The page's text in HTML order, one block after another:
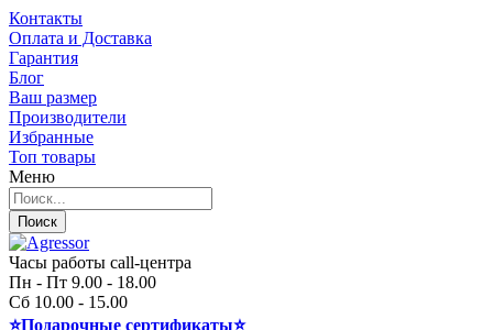
Контакты
Оплата и Доставка
Гарантия
Блог
Ваш размер
Производители
Избранные
Топ товары
Меню
Поиск
Часы работы call-центра
Пн - Пт 9.00 - 18.00
Сб 10.00 - 15.00
⭐Подарочные сертификаты⭐